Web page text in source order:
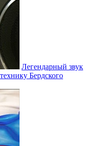
Легендарный звук
Бердского